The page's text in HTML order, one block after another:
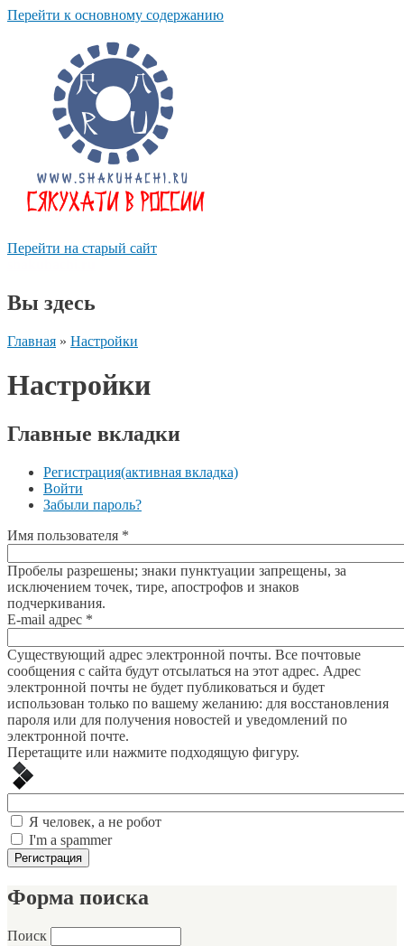
Перейти к основному содержанию
Перейти на старый сайт
Вы здесь
Главная » Настройки
Настройки
Главные вкладки
Регистрация(активная вкладка)
Войти
Забыли пароль?
Имя пользователя *
Пробелы разрешены; знаки пунктуации запрещены, за
исключением точек, тире, апострофов и знаков
подчеркивания.
E-mail адрес *
Существующий адрес электронной почты. Все почтовые
сообщения с сайта будут отсылаться на этот адрес. Адрес
электронной почты не будет публиковаться и будет
использован только по вашему желанию: для восстановления
пароля или для получения новостей и уведомлений по
электронной почте.
Перетащите или нажмите подходящую фигуру.
Я человек, а не робот
I'm a spammer
Форма поиска
Поиск